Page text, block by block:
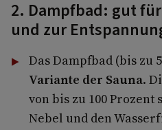
2. Dampfbad: gut
und zur
Das Dampfbad (bis zu
Variante der Sauna.
von bis zu 100
Nebel und den